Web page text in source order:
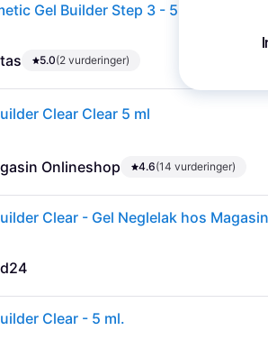
Gel Builder Step 3 - 5 ml - Clear
5.0(2 vurderinger)
Clear Clear 5 ml
Onlineshop 4.6(14 vurderinger)
Clear - Gel Neglelak hos
Clear - 5 ml.